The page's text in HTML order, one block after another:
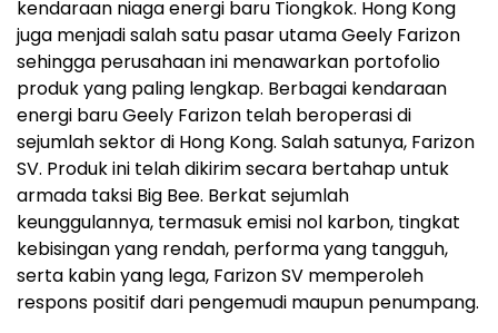
kendaraan niaga energi baru Tiongkok. Hong Kong
juga menjadi salah satu pasar utama Geely Farizon
sehingga perusahaan ini menawarkan portofolio
produk yang paling lengkap. Berbagai kendaraan
energi baru Geely Farizon telah beroperasi di
sejumlah sektor di Hong Kong. Salah satunya, Farizon
SV. Produk ini telah dikirim secara bertahap untuk
armada taksi Big Bee. Berkat sejumlah
keunggulannya, termasuk emisi nol karbon, tingkat
kebisingan yang rendah, performa yang tangguh,
serta kabin yang lega, Farizon SV memperoleh
respons positif dari pengemudi maupun penumpang.